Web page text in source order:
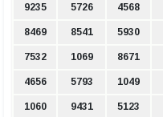
9235 5726 4568
8469 8541 5930
7532 1069 8671
4656 5793 1049
1060 9431 5123